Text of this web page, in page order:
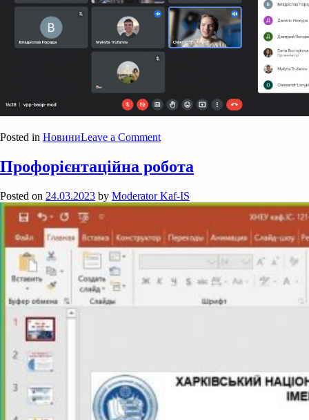
Posted in НовиниLeave a Commenton
міт:
ХНЕУ-
Java-
Профорієнтаційна робота
Posted on 24.03.2023 by Moderator Kaf-IS